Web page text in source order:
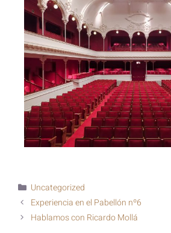
Uncategorized
Experiencia en el Pabellón nº6
Hablamos con Ricardo Mollá